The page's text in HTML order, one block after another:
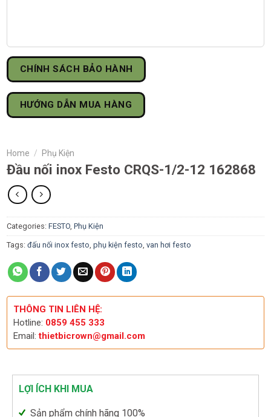
CHÍNH SÁCH BẢO HÀNH
HƯỚNG DẪN MUA HÀNG
Home / Phụ Kiện
Đầu nối inox Festo CRQS-1/2-12 162868
Categories: FESTO, Phụ Kiện
Tags: đấu nối inox festo, phụ kiện festo, van hơi festo
THÔNG TIN LIÊN HỆ:
Hotline: 0859 455 333
Email:thietbicrown@gmail.com
LỢI ÍCH KHI MUA
Sản phẩm chính hãng 100%